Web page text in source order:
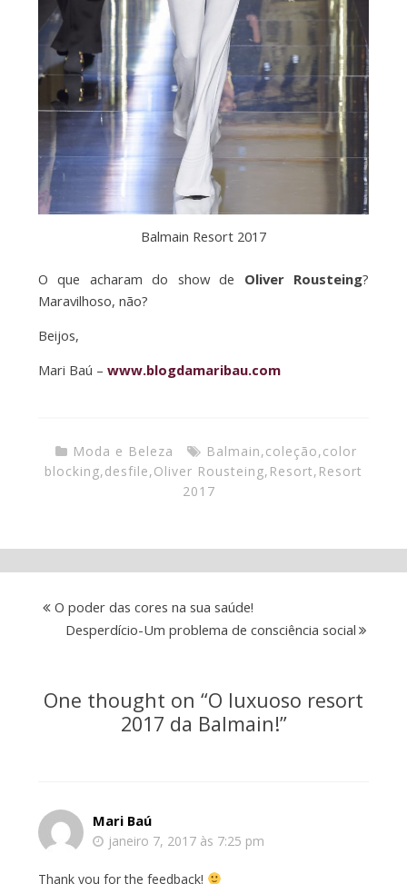
Balmain Resort 2017
O que acharam do show de Oliver Rousteing?
Maravilhoso, não?
Beijos,
Mari Baú – www.blogdamaribau.com
Moda e Beleza Balmain,coleção,color
blocking,desfile,Oliver Rousteing, Resort, Resort
2017
O poder das cores na sua saúde!
Desperdício-Um problema de consciência social
One thought on “O luxuoso resort
2017 da Balmain!”
Mari Baú
janeiro 7, 2017 às 7:25 pm
Thank you for the feedback!